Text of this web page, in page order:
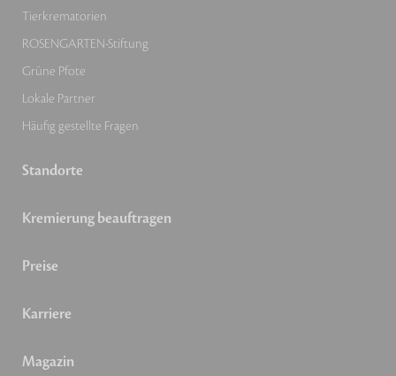
Tierkrematorien
ROSENGARTEN-Stiftung
Grüne Pfote
Lokale Partner
Häufig gestellte Fragen
Standorte
Kremierung beauftragen
Preise
Karriere
Magazin